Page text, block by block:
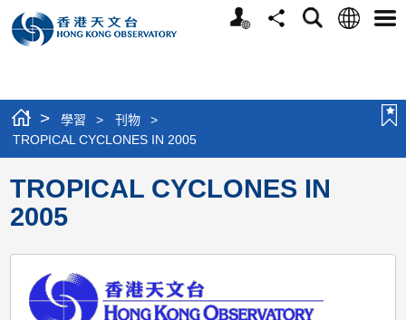
個
分
搜
語
選
> 學習 > 刊物
>
TROPICAL CYCLONES IN 2005
TROPICAL CYCLONES IN
2005